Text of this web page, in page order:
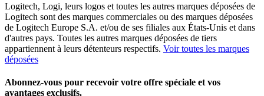
Logitech, Logi, leurs logos et toutes les autres marques déposées de
Logitech sont des marques commerciales ou des marques déposées
de Logitech Europe S.A. et/ou de ses filiales aux États-Unis et dans
d'autres pays. Toutes les autres marques déposées de tiers
appartiennent à leurs détenteurs respectifs. Voir toutes les marques
déposées
Abonnez-vous pour recevoir votre offre spéciale et vos
avantages exclusifs.